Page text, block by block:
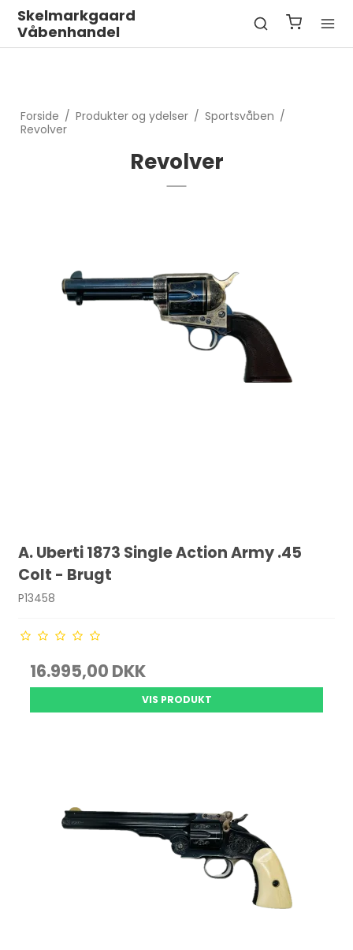
Skelmarkgaard
Våbenhandel
Forside / Produkter og ydelser / Sportsvåben /
Revolver
Revolver
A. Uberti 1873 Single Action Army .45
Colt - Brugt
P13458
16.995,00 DKK
VIS PRODUKT